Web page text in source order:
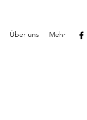
Über uns Mehr